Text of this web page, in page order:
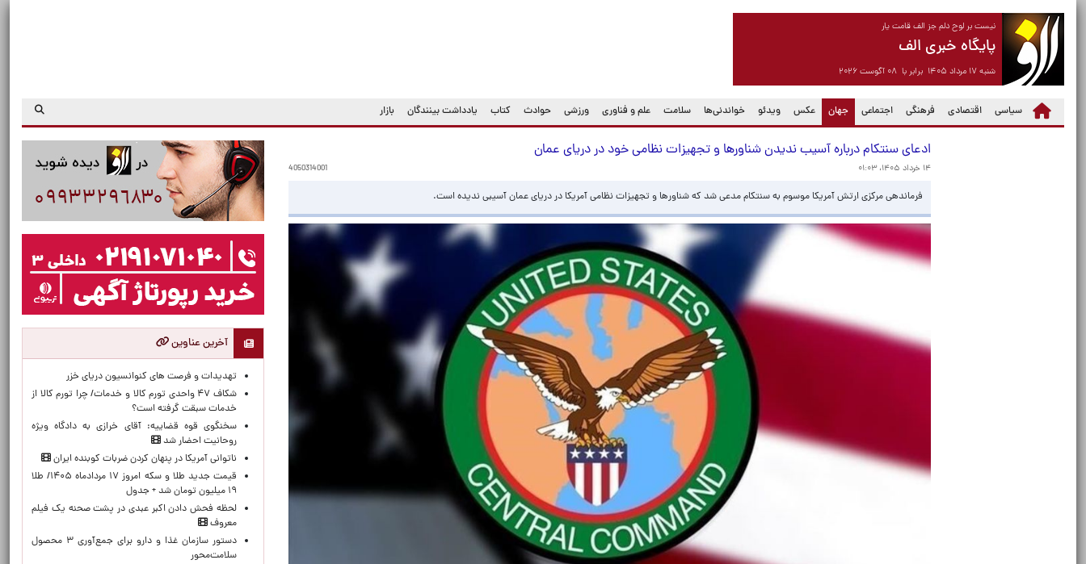
نیست بر لوح دلم جز الف قامت یار
پایگاه خبری الف
شنبه ۱۷ مرداد ۱۴۰۵ برابر با ۰۸ آگوست ۲۰۲۶
سیاسی اقتصادی فرهنگی اجتماعی جهان
(current) عکس ویدئو خواندنی‌ها سلامت علم و فناوری ورزشی حوادث کتاب یادداشت بینندگان بازار
ادعای سنتکام درباره آسیب ندیدن شناورها و تجهیزات نظامی خود در دریای عمان
۱۴ خرداد ۱۴۰۵، ۰۱:۰۳ 4050314001
فرماندهی مرکزی ارتش آمریکا موسوم به سنتکام مدعی شد که شناورها و تجهیزات نظامی آمریکا در دریای عمان آسیبی ندیده است.
آخرین عناوین
تهدیدات و فرصت های کنوانسیون دریای خزر
شکاف ۴۷ واحدی تورم کالا و خدمات/ چرا تورم کالا از
خدمات سبقت گرفته است؟
سخنگوی قوه قضاییه: آقای خرازی به دادگاه ویژه
روحانیت احضار شد
ناتوانی آمریکا در پنهان کردن ضربات کوبنده ایران
قیمت جدید طلا و سکه امروز ۱۷ مردادماه ۱۴۰۵/ طلا
۱۹ میلیون تومان شد + جدول
لحظه‌ فحش دادن اکبر عبدی در پشت صحنه یک فیلم
معروف
دستور سازمان غذا و دارو برای جمع‌آوری ۳ محصول
سلامت‌محور